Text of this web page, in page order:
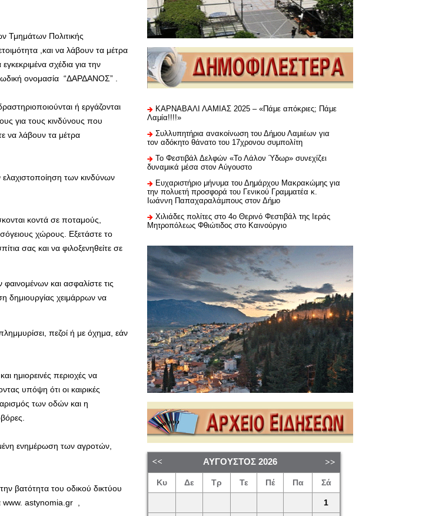
Τμημάτων Πολιτικής
,και να λάβουν τα μέτρα
σχέδια για την
ονομασία “ΔΑΡΔΑΝΟΣ” .
ή εργάζονται
για τους κινδύνους που
να λάβουν τα μέτρα
των κινδύνων
κοντά σε ποταμούς,
χώρους. Εξετάστε το
σας και να φιλοξενηθείτε σε
και ασφαλίστε τις
δημιουργίας χειμάρρων να
πεζοί ή με όχημα, εάν
ημιορεινές περιοχές να
υπόψη ότι οι καιρικές
των οδών και η
ενημέρωση των αγροτών,
βατότητα του οδικού δικτύου
www. astynomia.gr ,
ΚΑΡΝΑΒΑΛΙ ΛΑΜΙΑΣ 2025 – «Πάμε απόκριες; Πάμε
Λαμία!!!!»
Συλλυπητήρια ανακοίνωση του Δήμου Λαμιέων για
τον αδόκητο θάνατο του 17χρονου συμπολίτη
Το Φεστιβάλ Δελφών «Το Λάλον Ύδωρ» συνεχίζει
δυναμικά μέσα στον Αύγουστο
Ευχαριστήριo μήνυμα του Δημάρχου Μακρακώμης για
την πολυετή προσφορά του Γενικού Γραμματέα κ.
Ιωάννη Παπαχαραλάμπους στον Δήμο
Χιλιάδες πολίτες στο 4ο Θερινό Φεστιβάλ της Ιεράς
Μητροπόλεως Φθιώτιδος στο Καινούργιο
ΑΎΓΟΥΣΤΟΣ 2026
Κυ Δε Τρ Τε Πέ Πα Σά
1